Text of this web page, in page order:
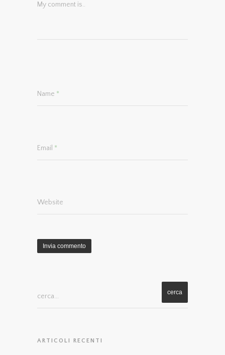
My comment is..
Name *
Email *
Website
cerca...
ARTICOLI RECENTI